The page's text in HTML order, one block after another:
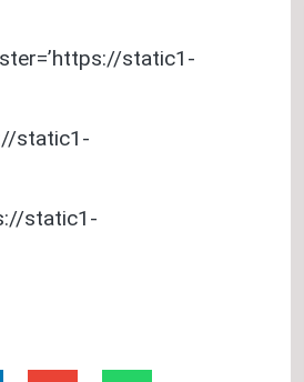
static1-
static1-
static1-